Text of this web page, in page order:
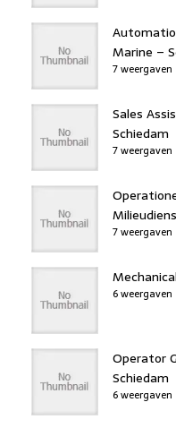
Marine –
7 weergaven
Sales
Schiedam
7 weergaven
7 weergaven
6 weergaven
Operator
Schiedam
6 weergaven